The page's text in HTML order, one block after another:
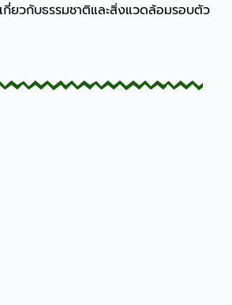
กี่ยวกับธรรมชาติและสิ่งแวดล้อมรอบตัว